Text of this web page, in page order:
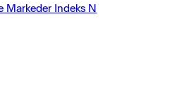
Markeder Indeks N